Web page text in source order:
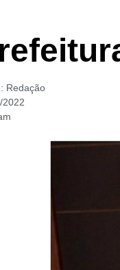
Redação
2022